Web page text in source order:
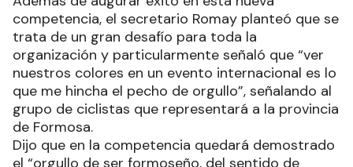
competencia, el secretario Romay planteó que se
trata de un gran desafío para toda la
organización y particularmente señaló que “ver
nuestros colores en un evento internacional es lo
que me hincha el pecho de orgullo”, señalando al
grupo de ciclistas que representará a la provincia
de Formosa.
Dijo que en la competencia quedará demostrado